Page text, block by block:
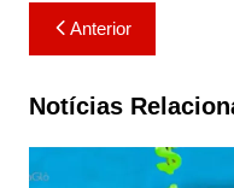
Navegação
de
Post
Anterior
Notícias